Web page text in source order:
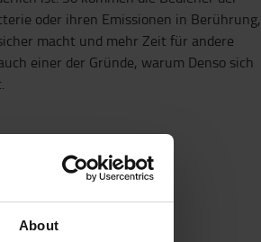
About
oder ihren Emissionen in Berührung,
macht und mehr Zeit für andere
einer der Gründe, warum Denso sich